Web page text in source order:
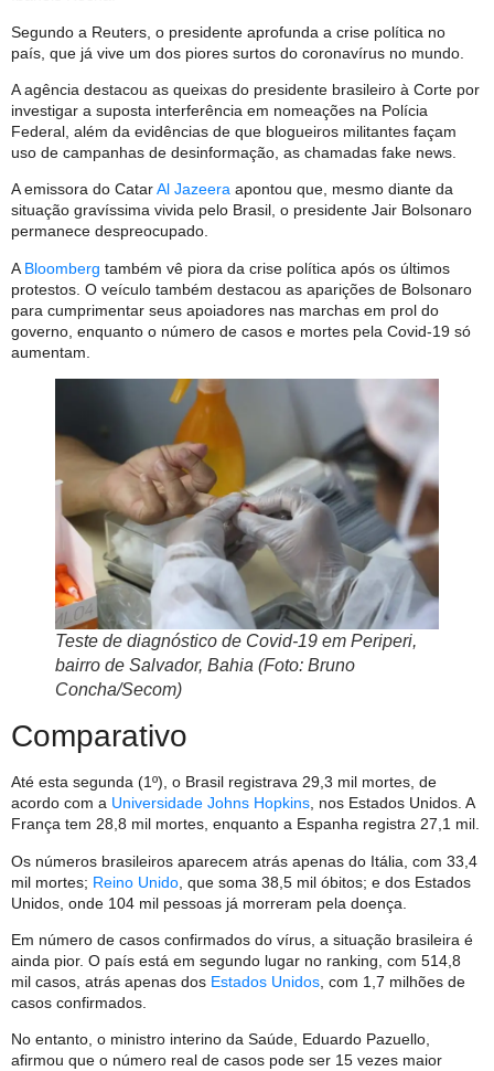
Segundo a Reuters, o presidente aprofunda a crise política no
país, que já vive um dos piores surtos do coronavírus no mundo.
A agência destacou as queixas do presidente brasileiro à Corte por
investigar a suposta interferência em nomeações na Polícia
Federal, além da evidências de que blogueiros militantes façam
uso de campanhas de desinformação, as chamadas fake news.
A emissora do CatarAl Jazeera apontou que, mesmo diante da
situação gravíssima vivida pelo Brasil, o presidente Jair Bolsonaro
permanece despreocupado.
A Bloomberg também vê piora da crise política após os últimos
protestos. O veículo também destacou as aparições de Bolsonaro
para cumprimentar seus apoiadores nas marchas em prol do
governo, enquanto o número de casos e mortes pela Covid-19 só
aumentam.
Teste de diagnóstico de Covid-19 em Periperi,
bairro de Salvador, Bahia (Foto: Bruno
Concha/Secom)
Comparativo
Até esta segunda (1º), o Brasil registrava 29,3 mil mortes, de
acordo com a Universidade Johns Hopkins , nos Estados Unidos. A
França tem 28,8 mil mortes, enquanto a Espanha registra 27,1 mil.
Os números brasileiros aparecem atrás apenas do Itália, com 33,4
mil mortes; Reino Unido , que soma 38,5 mil óbitos; e dos Estados
Unidos, onde 104 mil pessoas já morreram pela doença.
Em número de casos confirmados do vírus, a situação brasileira é
ainda pior. O país está em segundo lugar no ranking, com 514,8
mil casos, atrás apenas dos Estados Unidos , com 1,7 milhões de
casos confirmados.
No entanto, o ministro interino da Saúde, Eduardo Pazuello,
afirmou que o número real de casos pode ser 15 vezes maior